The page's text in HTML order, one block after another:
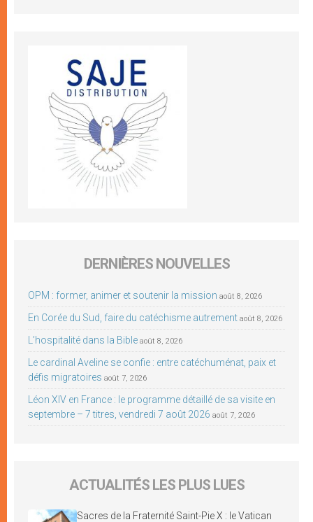
DERNIÈRES NOUVELLES
OPM : former, animer et soutenir la mission août 8, 2026
En Corée du Sud, faire du catéchisme autrement août 8, 2026
L’hospitalité dans la Bible août 8, 2026
Le cardinal Aveline se confie : entre catéchuménat, paix et
défis migratoires août 7, 2026
Léon XIV en France : le programme détaillé de sa visite en
septembre – 7 titres, vendredi 7 août 2026 août 7, 2026
ACTUALITÉS LES PLUS LUES
Sacres de la Fraternité Saint-Pie X : le Vatican